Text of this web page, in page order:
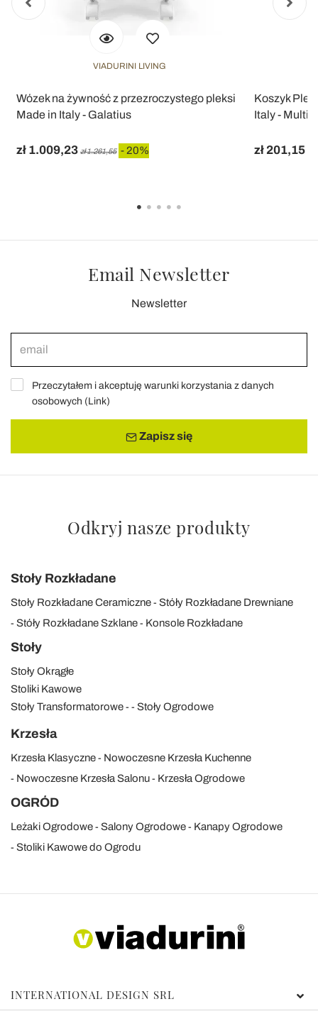
VIADURINI LIVING
Wózek na żywność z przezroczystego pleksi
Made in Italy - Galatius
zł 1.009,23 zł 1.261,55 - 20%
Koszyk
Italy -
zł 201,15
Email Newsletter
Newsletter
Przeczytałem i akceptuję warunki korzystania z danych
osobowych (Link)
Zapisz się
Odkryj nasze produkty
Stoły Rozkładane
Stoły Rozkładane Ceramiczne
Stóły Rozkładane Drewniane
Stóły Rozkładane Szklane
Konsole Rozkładane
Stoły
Stoły Okrągłe
Stoliki Kawowe
Stoły Transformatorowe
Stoły Ogrodowe
Krzesła
Krzesła Klasyczne
Nowoczesne Krzesła Kuchenne
Nowoczesne Krzesła Salonu
Krzesła Ogrodowe
OGRÓD
Leżaki Ogrodowe Salony Ogrodowe
Kanapy Ogrodowe
Stoliki Kawowe do Ogrodu
INTERNATIONAL DESIGN SRL